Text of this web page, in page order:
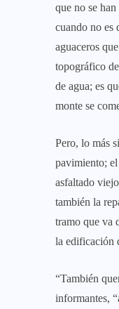
que no se
cuando no es
aguaceros
topográfico
de agua; es
monte se
Pero, lo más
pavimiento;
asfaltado
también la
tramo que va
la edificación
“También
informantes,